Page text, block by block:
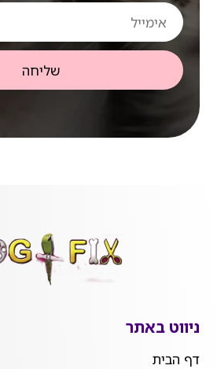
אימייל
שליחה
ניווט באתר
דף הבית